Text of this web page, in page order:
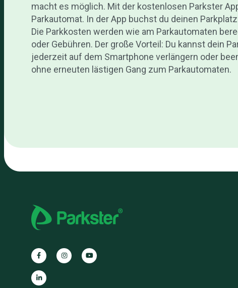
macht es möglich. Mit der kostenlosen Parkster
Parkautomat. In der App buchst du deinen
Die Parkkosten werden wie am Parkautomaten
oder Gebühren. Der große Vorteil: Du kannst dein
jederzeit auf dem Smartphone verlängern oder
ohne erneuten lästigen Gang zum Parkautomaten.
ParksterParksterParkster
Parkster